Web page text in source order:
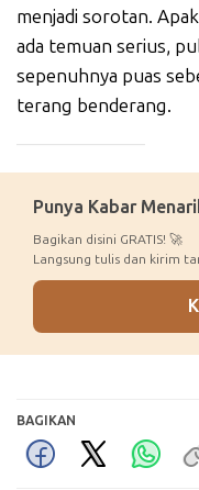
menjadi sorotan.
ada temuan serius,
sepenuhnya puas
terang benderang.
Punya Kabar
Bagikan disini GRATIS! 🚀
Langsung tulis dan kirim
BAGIKAN